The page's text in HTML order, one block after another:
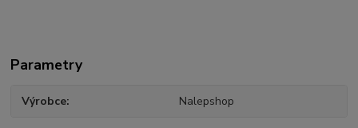
Parametry
Výrobce Nalepshop